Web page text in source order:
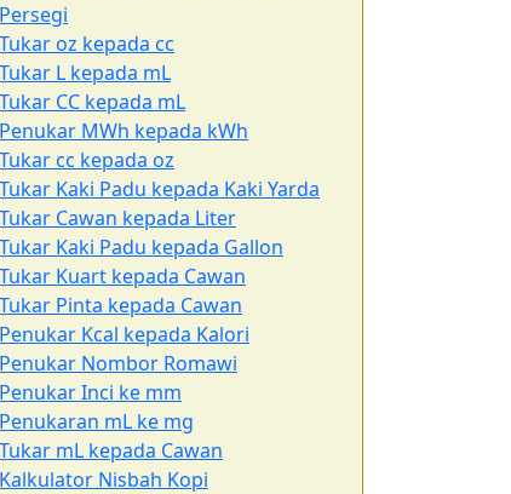
Persegi
Tukar oz kepada cc
Tukar L kepada mL
Tukar CC kepada mL
Penukar MWh kepada kWh
Tukar cc kepada oz
Tukar Kaki Padu kepada Kaki Yarda
Tukar Cawan kepada Liter
Tukar Kaki Padu kepada Gallon
Tukar Kuart kepada Cawan
Tukar Pinta kepada Cawan
Penukar Kcal kepada Kalori
Penukar Nombor Romawi
Penukar Inci ke mm
Penukaran mL ke mg
Tukar mL kepada Cawan
Kalkulator Nisbah Kopi